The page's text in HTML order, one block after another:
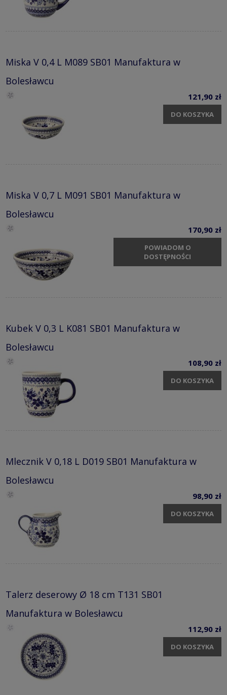
Miska V 0,4 L M089 SB01 Manufaktura w
Bolesławcu
121,90 zł
DO KOSZYKA
Miska V 0,7 L M091 SB01 Manufaktura w
Bolesławcu
170,90 zł
POWIADOM O
DOSTĘPNOŚCI
Kubek V 0,3 L K081 SB01 Manufaktura w
Bolesławcu
108,90 zł
DO KOSZYKA
Mlecznik V 0,18 L D019 SB01 Manufaktura w
Bolesławcu
98,90 zł
DO KOSZYKA
Talerz deserowy Ø 18 cm T131 SB01
Manufaktura w Bolesławcu
112,90 zł
DO KOSZYKA